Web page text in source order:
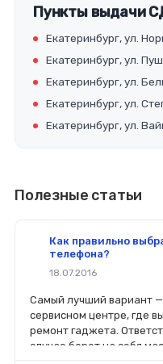
Пункты выдачи
Екатеринбург, ул.
Екатеринбург, ул.
Екатеринбург, ул.
Екатеринбург, ул.
Екатеринбург, ул.
Полезные статьи
Как правильно
телефона?
18.07.2016
Самый лучший вариант —
сервисном центре, где
ремонт гаджета.
случае берет на себя